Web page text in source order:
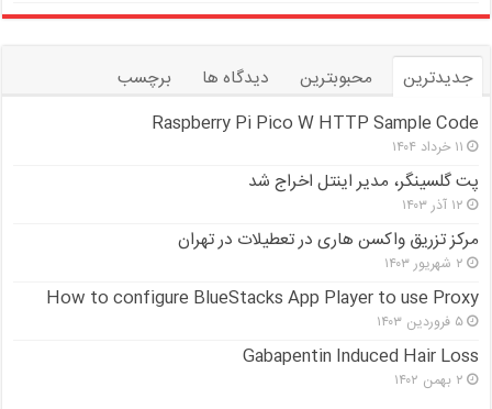
جدیدترین محبوبترین دیدگاه ها
برچسب
Raspberry Pi Pico W HTTP Sample Code
۱۱ خرداد ۱۴۰۴
پت گلسینگر، مدیر اینتل اخراج شد
۱۲ آذر ۱۴۰۳
مرکز تزریق واکسن هاری در تعطیلات در تهران
۲ شهریور ۱۴۰۳
How to configure BlueStacks App Player to use Proxy
۵ فروردین ۱۴۰۳
Gabapentin Induced Hair Loss
۲ بهمن ۱۴۰۲